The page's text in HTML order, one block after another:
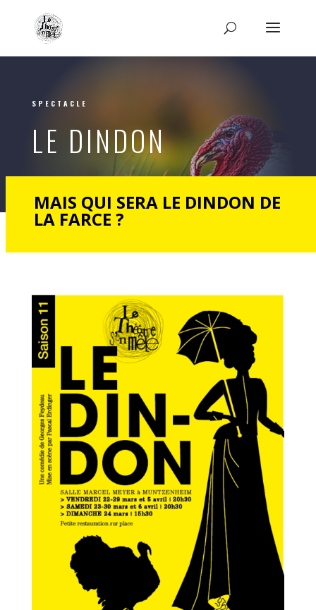
SPECTACLE
LE DINDON
MAIS QUI SERA LE DINDON DE
LA FARCE ?